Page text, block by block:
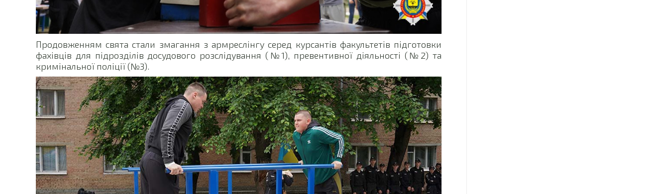
Продовженням свята стали змагання з армреслінгу серед курсантів факультетів підготовки
фахівців для підрозділів досудового розслідування (№1), превентивної діяльності (№2) та
кримінальної поліції (№3).